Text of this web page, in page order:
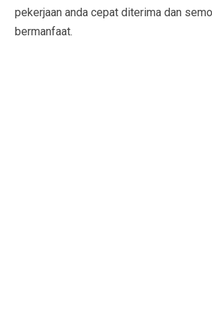
pekerjaan anda cepat diterima dan
bermanfaat.